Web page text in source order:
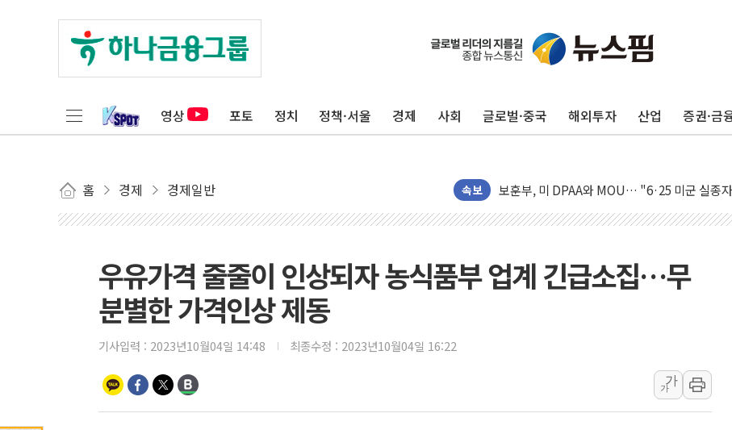
영상 포토 정치 정책·서울 경제 사회 글로벌·중국 해외투자 산업 증권·금
홈 경제 경제일반 속보
[AI MY 뉴스] 뉴욕 반도체주 프리뷰...美 고용
뉴욕증시 프리뷰, 美 고용 쇼크에 금리 인상
[사진] 이슬람 수니파 3개국, 공동방위협정 체결
뉴욕증시 개장 전 특징주...아틀라시안·클라
트럼프 "금리 내려야"…파월 때와 달리 워시엔
특정 정치인 측근 포항시 정책특보 내정설...포
李 대통령, '6시간 마라톤 부동산 2차 회의' 주
트럼프, 中 겨냥 폴리실리콘 관세 15% 부과…美
[인도증시] 중동 불안 속 유가 상승에 소폭 하락
황희 '폐버스 청년주택' SNS 글 역풍에 "정부정
우유가격 줄줄이 인상되자 농식품부 업계 긴급소집…무
분별한 가격인상 제동
기사입력 : 2023년10월04일 14:48 최종수정 : 2023년10월04일 16:22
가
가